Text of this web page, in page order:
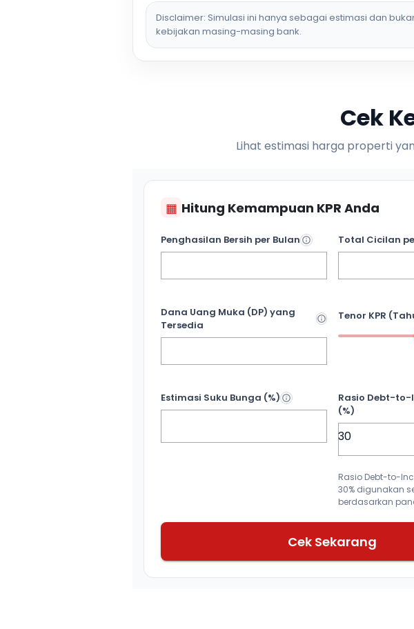
Disclaimer: Simulasi ini hanya sebagai estimasi dan
kebijakan masing-masing bank.
Cek
Lihat estimasi harga properti
▦ Hitung Kemampuan KPR Anda
Penghasilan Bersih per Bulan Total Cicilan
Dana Uang Muka (DP) yang
Tersedia
Tenor KPR
Estimasi Suku Bunga (%)
Rasio Debt-to-
(%)
Rasio Debt-to-
30% digunakan
berdasarkan
Cek Sekarang